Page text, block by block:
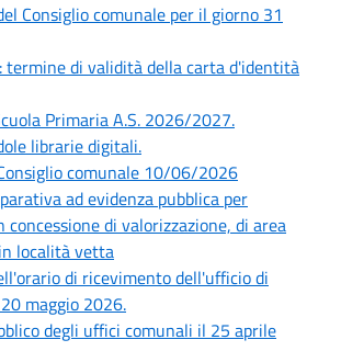
Consiglio comunale per il giorno 31
termine di validità della carta d'identità
Primaria A.S. 2026/2027.
librarie digitali.
comunale 10/06/2026
ad evidenza pubblica per
di valorizzazione, di area
località vetta
di ricevimento dell'ufficio di
maggio 2026.
degli uffici comunali il 25 aprile